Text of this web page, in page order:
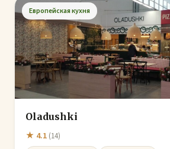
Европейская кухня
Oladushki
★ 4.1 (14)